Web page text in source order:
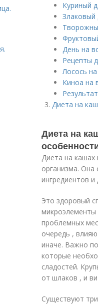
Куриный
Злаковый
День на
Рецепты
Лосось
Киноа на
Диета на
Диета на
Диета на кашах
организма. Она
ингредиентов
Это здоровый
микроэлементы
проблемных
очередь ,
иначе. Важно
которые
сладостей.
от шлаков , и
Существуют